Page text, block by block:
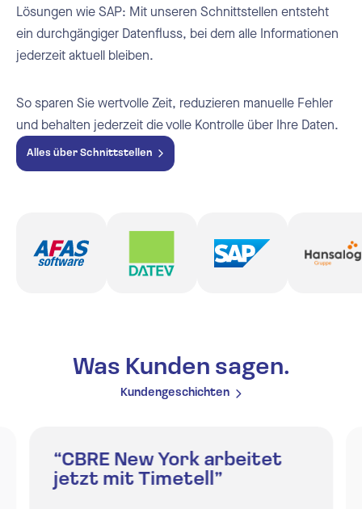
Lösungen wie SAP: Mit unseren Schnittstellen entsteht
ein durchgängiger Datenfluss, bei dem alle Informationen
jederzeit aktuell bleiben.
So sparen Sie wertvolle Zeit, reduzieren manuelle Fehler
und behalten jederzeit die volle Kontrolle über Ihre Daten.
Alles über Schnittstellen
Was Kunden sagen.
Kundengeschichten
“CBRE New York arbeitet
jetzt mit Timetell”